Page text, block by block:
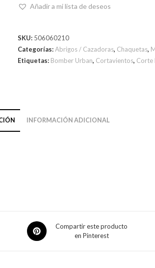
Añadir a mi lista de deseos
SKU: 506060210
Categorías:Abrigos / Cazadoras, Chaquetas,
Etiquetas: Bomber Urban, Cortavientos, Corte
INFORMACIÓN ADICIONAL
Compartir este producto
en Pinterest